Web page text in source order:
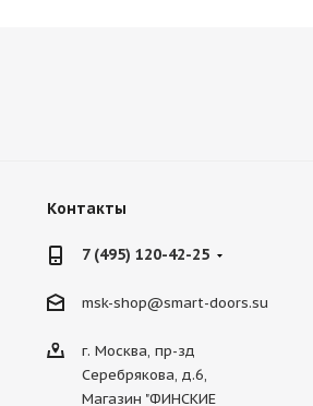
Контакты
7 (495) 120-42-25
msk-shop@smart-doors.su
г. Москва, пр-зд
Серебрякова, д.6,
Магазин "ФИНСКИЕ